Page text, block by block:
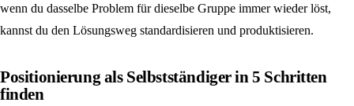
wenn du dasselbe Problem für dieselbe Gruppe immer wieder löst,
kannst du den Lösungsweg standardisieren und produktisieren.
Positionierung als Selbstständiger in 5 Schritten
finden